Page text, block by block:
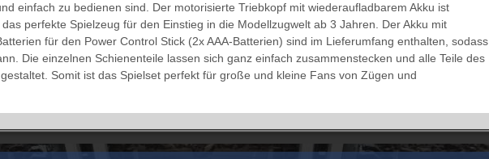
einfach zu bedienen sind. Der motorisierte Triebkopf mit wiederaufladbarem Akku ist
perfekte Spielzeug für den Einstieg in die Modellzugwelt ab 3 Jahren. Der Akku mit
für den Power Control Stick (2x AAA-Batterien) sind im Lieferumfang enthalten, sodass
Die einzelnen Schienenteile lassen sich ganz einfach zusammenstecken und alle Teile des
Somit ist das Spielset perfekt für große und kleine Fans von Zügen und